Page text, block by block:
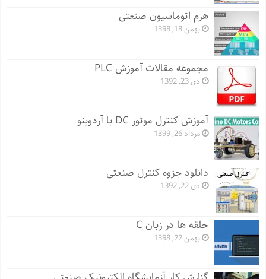
هرم اتوماسیون صنعتی
بهمن 18, 1398
مجموعه مقالات آموزش PLC
دی 23, 1392
آموزش کنترل موتور DC با آردوینو
مرداد 26, 1399
دانلود جزوه کنترل صنعتی
دی 22, 1392
حلقه ها در زبان C
بهمن 22, 1398